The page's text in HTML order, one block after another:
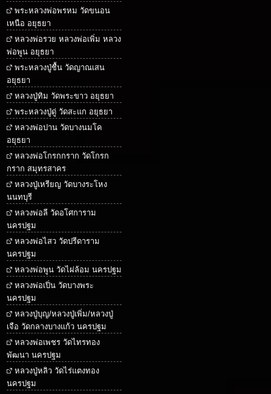
พระหลวงพ่อพรหม วัดขนอน
เหนือ อยุธยา
หลวงพ่อรวย หลวงพ่อเพิ่ม หลวง
พ่อพูน อยุธยา
พระหลวงปู่ชื้น วัดญาณเสน
อยุธยา
หลวงปู่ทิม วัดพระขาว อยุธยา
พระหลวงปู่ดู่ วัดสะแก อยุธยา
หลวงพ่อปาน วัดบางนมโค
อยุธยา
หลวงพ่อโกรกกราก วัดโกรก
กราก สมุทรสาคร
หลวงปู่เหรียญ วัดบางระโหง
นนทบุรี
หลวงพ่อลี วัดอโศการาม
นครปฐม
หลวงพ่อไสว วัดปรีดาราม
นครปฐม
หลวงพ่อพูน วัดไผ่ล้อม นครปฐม
หลวงพ่อเปิ่น วัดบางพระ
นครปฐม
หลวงปู่บุญ/หลวงปู่เพิ่ม/หลวงปู่
เจือ วัดกลางบางแก้ว นครปฐม
หลวงพ่อเพชร วัดไทรทอง
พัฒนา นครปฐม
หลวงปู่หลิว วัดไร่แตงทอง
นครปฐม